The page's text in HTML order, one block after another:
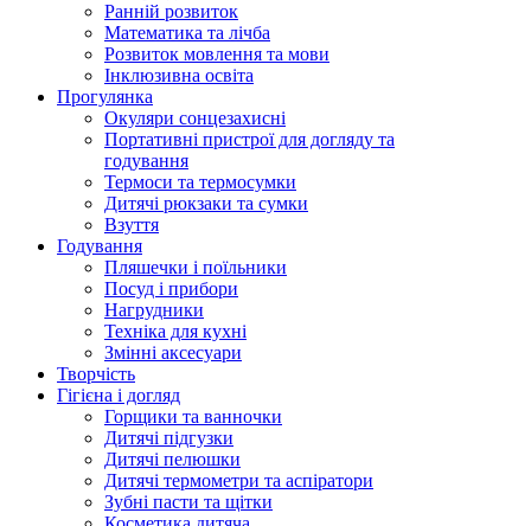
Ранній розвиток
Математика та лічба
Розвиток мовлення та мови
Інклюзивна освіта
Прогулянка
Окуляри сонцезахисні
Портативні пристрої для догляду та
годування
Термоси та термосумки
Дитячі рюкзаки та сумки
Взуття
Годування
Пляшечки і поїльники
Посуд і прибори
Нагрудники
Техніка для кухні
Змінні аксесуари
Творчість
Гігієна і догляд
Горщики та ванночки
Дитячі підгузки
Дитячі пелюшки
Дитячі термометри та аспіратори
Зубні пасти та щітки